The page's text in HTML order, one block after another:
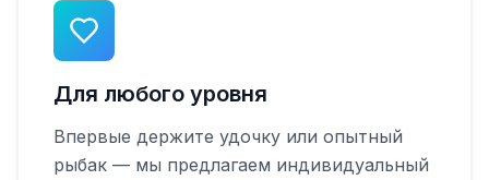
Для любого уровня
Впервые держите удочку или опытный
рыбак — мы предлагаем индивидуальный